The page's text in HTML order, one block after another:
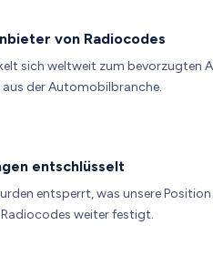
von Radiocodes
sich weltweit zum bevorzugten
der Automobilbranche.
entschlüsselt
entsperrt, was unsere
weiter festigt.